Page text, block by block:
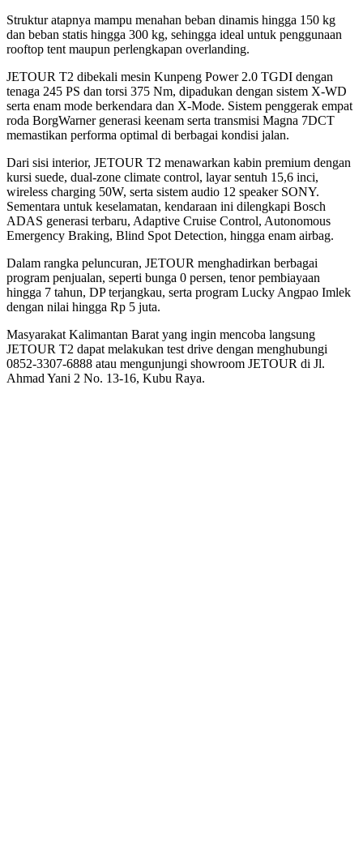
Struktur atapnya mampu menahan beban dinamis hingga 150 kg
dan beban statis hingga 300 kg, sehingga ideal untuk penggunaan
rooftop tent maupun perlengkapan overlanding.
JETOUR T2 dibekali mesin Kunpeng Power 2.0 TGDI dengan
tenaga 245 PS dan torsi 375 Nm, dipadukan dengan sistem X-WD
serta enam mode berkendara dan X-Mode. Sistem penggerak empat
roda BorgWarner generasi keenam serta transmisi Magna 7DCT
memastikan performa optimal di berbagai kondisi jalan.
Dari sisi interior, JETOUR T2 menawarkan kabin premium dengan
kursi suede, dual-zone climate control, layar sentuh 15,6 inci,
wireless charging 50W, serta sistem audio 12 speaker SONY.
Sementara untuk keselamatan, kendaraan ini dilengkapi Bosch
ADAS generasi terbaru, Adaptive Cruise Control, Autonomous
Emergency Braking, Blind Spot Detection, hingga enam airbag.
Dalam rangka peluncuran, JETOUR menghadirkan berbagai
program penjualan, seperti bunga 0 persen, tenor pembiayaan
hingga 7 tahun, DP terjangkau, serta program Lucky Angpao Imlek
dengan nilai hingga Rp 5 juta.
Masyarakat Kalimantan Barat yang ingin mencoba langsung
JETOUR T2 dapat melakukan test drive dengan menghubungi
0852-3307-6888 atau mengunjungi showroom JETOUR di Jl.
Ahmad Yani 2 No. 13-16, Kubu Raya.